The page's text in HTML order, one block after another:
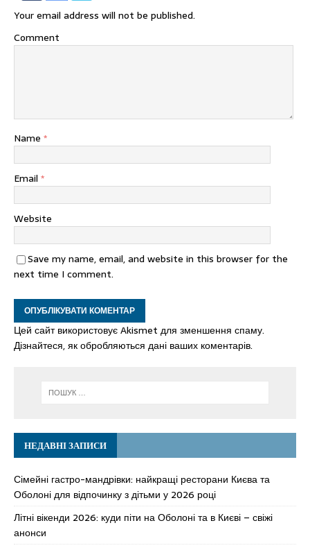
Your email address will not be published.
Comment
Name *
Email *
Website
Save my name, email, and website in this browser for the
next time I comment.
Цей сайт використовує Akismet для зменшення спаму.
Дізнайтеся, як обробляються дані ваших коментарів.
НЕДАВНІ ЗАПИСИ
Сімейні гастро-мандрівки: найкращі ресторани Києва та
Оболоні для відпочинку з дітьми у 2026 році
Літні вікенди 2026: куди піти на Оболоні та в Києві – свіжі
анонси